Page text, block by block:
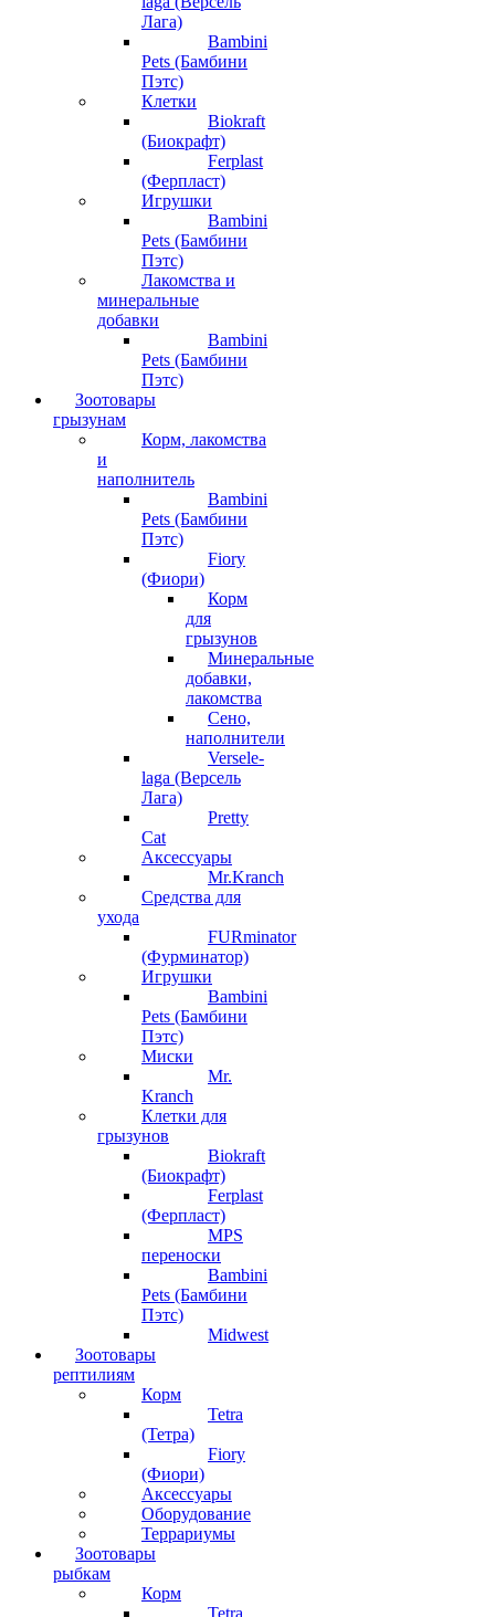
Лага)
Bambini
Pets (Бамбини
Пэтс)
Клетки
Biokraft
(Биокрафт)
Ferplast
(Ферпласт)
Игрушки
Bambini
Pets (Бамбини
Пэтс)
Лакомства и
минеральные
добавки
Bambini
Pets (Бамбини
Пэтс)
Зоотовары
грызунам
Корм, лакомства
и
наполнитель
Bambini
Pets (Бамбини
Пэтс)
Fiory
(Фиори)
Корм
для
грызунов
Минеральные
добавки,
лакомства
Сено,
наполнители
Versele-
laga (Версель
Лага)
Pretty
Cat
Аксессуары
Mr.Kranch
Средства для
ухода
FURminator
(Фурминатор)
Игрушки
Bambini
Pets (Бамбини
Пэтс)
Миски
Mr.
Kranch
Клетки для
грызунов
Biokraft
(Биокрафт)
Ferplast
(Ферпласт)
MPS
переноски
Bambini
Pets (Бамбини
Пэтс)
Midwest
Зоотовары
рептилиям
Корм
Tetra
(Тетра)
Fiory
(Фиори)
Аксессуары
Оборудование
Террариумы
Зоотовары
рыбкам
Корм
Tetra